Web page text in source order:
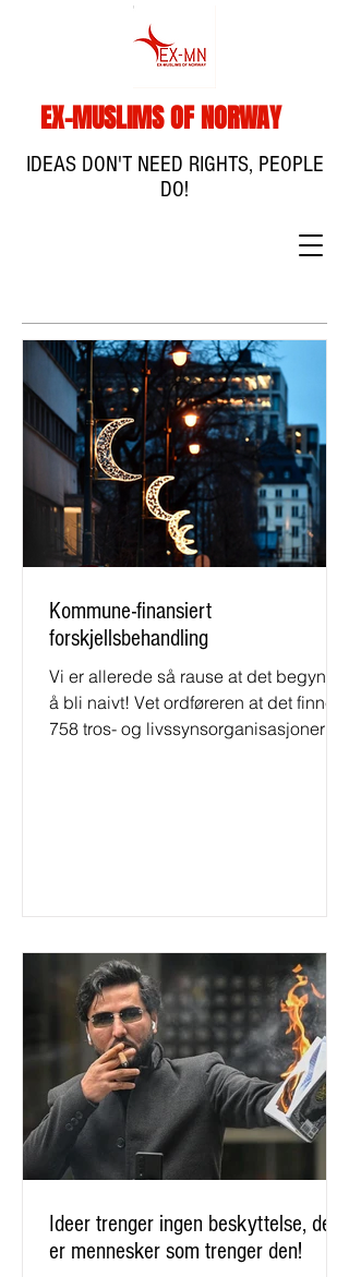
EX-MUSLIMS OF NORWAY
IDEAS DON'T NEED RIGHTS, PEOPLE
DO!
Kommune-finansiert
forskjellsbehandling
Vi er allerede så rause at det begynner
å bli naivt! Vet ordføreren at det finnes
758 tros- og livssynsorganisasjoner i
Ideer trenger ingen beskyttelse, det
er mennesker som trenger den!